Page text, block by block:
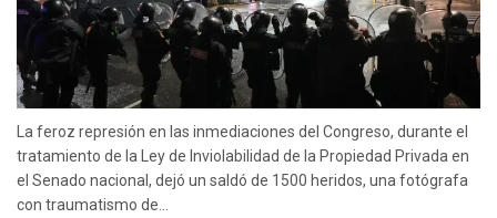
La feroz represión en las inmediaciones del Congreso, durante el
tratamiento de la Ley de Inviolabilidad de la Propiedad Privada en
el Senado nacional, dejó un saldó de 1500 heridos, una fotógrafa
con traumatismo de...